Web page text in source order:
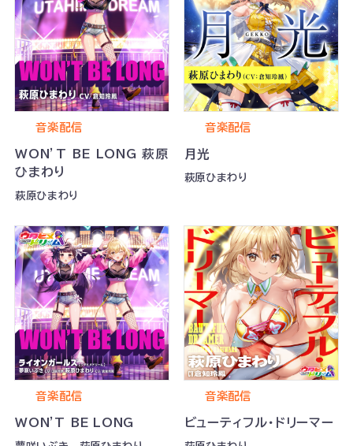
音楽配信
WON’T BE LONG 萩原
ひまわり
萩原ひまわり
音楽配信
月光
萩原ひまわり
音楽配信
WON'T BE LONG
音楽配信
ビューティフル・ドリーマー